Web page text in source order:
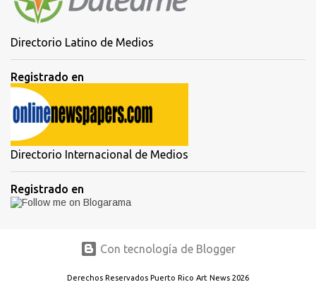
Directorio Latino de Medios
Registrado en
Directorio Internacional de Medios
Registrado en
Con tecnología de Blogger
Derechos Reservados Puerto Rico Art News 2026